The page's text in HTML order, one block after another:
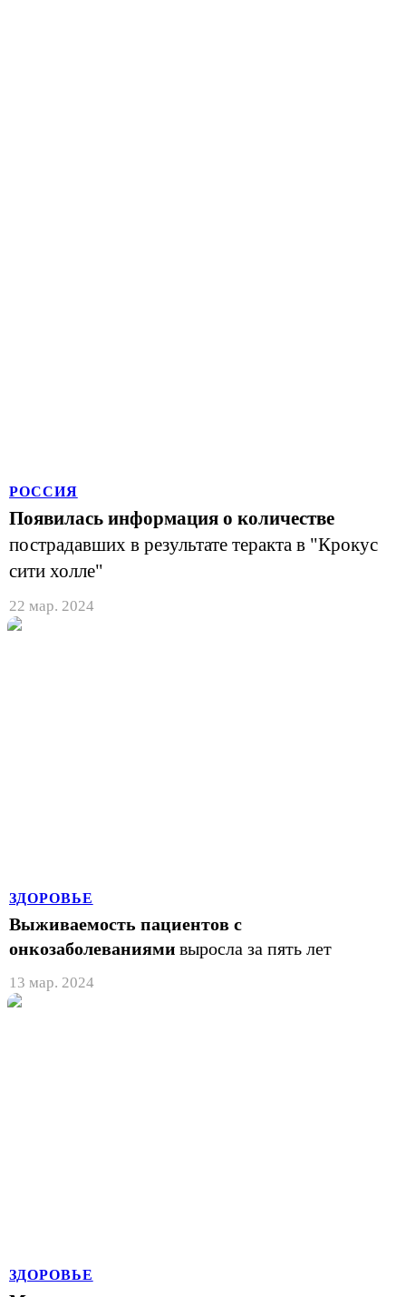
РОССИЯ
Появилась информация о количестве
пострадавших в результате теракта в "Крокус
сити холле"
22 мар. 2024
ЗДОРОВЬЕ
Выживаемость пациентов с
онкозаболеваниями выросла за пять лет
13 мар. 2024
ЗДОРОВЬЕ